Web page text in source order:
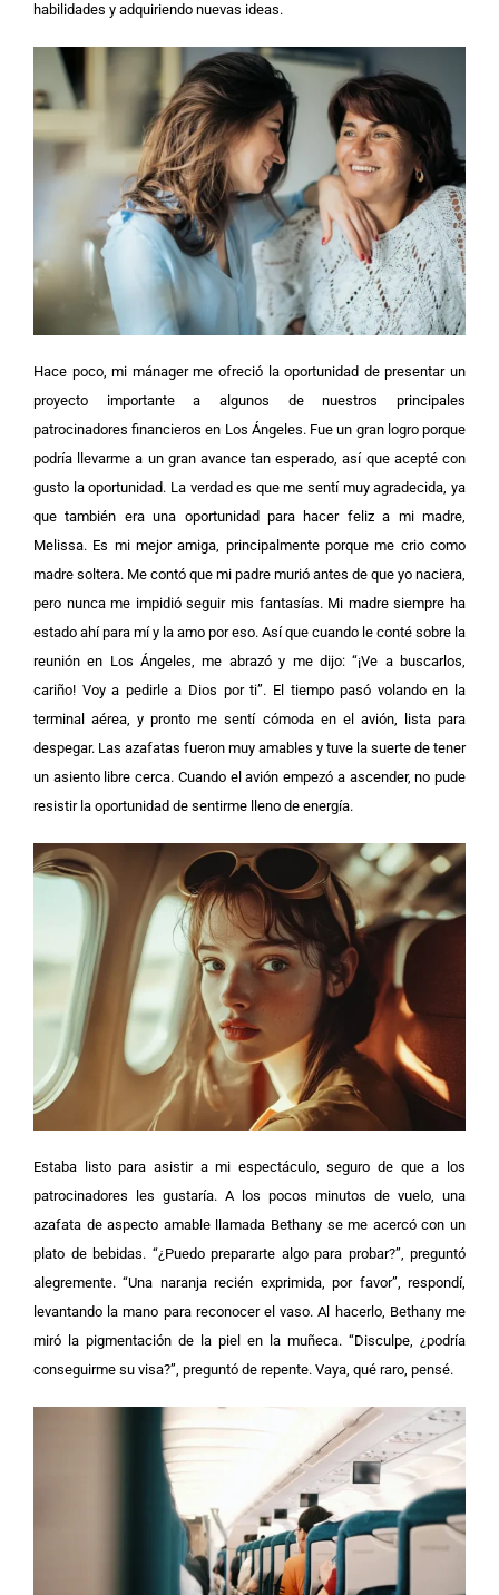
habilidades y adquiriendo nuevas ideas.
Hace poco, mi mánager me ofreció la oportunidad de presentar un
proyecto importante a algunos de nuestros principales
patrocinadores financieros en Los Ángeles. Fue un gran logro porque
podría llevarme a un gran avance tan esperado, así que acepté con
gusto la oportunidad. La verdad es que me sentí muy agradecida, ya
que también era una oportunidad para hacer feliz a mi madre,
Melissa. Es mi mejor amiga, principalmente porque me crio como
madre soltera. Me contó que mi padre murió antes de que yo naciera,
pero nunca me impidió seguir mis fantasías. Mi madre siempre ha
estado ahí para mí y la amo por eso. Así que cuando le conté sobre la
reunión en Los Ángeles, me abrazó y me dijo: “¡Ve a buscarlos,
cariño! Voy a pedirle a Dios por ti”. El tiempo pasó volando en la
terminal aérea, y pronto me sentí cómoda en el avión, lista para
despegar. Las azafatas fueron muy amables y tuve la suerte de tener
un asiento libre cerca. Cuando el avión empezó a ascender, no pude
resistir la oportunidad de sentirme lleno de energía.
Estaba listo para asistir a mi espectáculo, seguro de que a los
patrocinadores les gustaría. A los pocos minutos de vuelo, una
azafata de aspecto amable llamada Bethany se me acercó con un
plato de bebidas. “¿Puedo prepararte algo para probar?”, preguntó
alegremente. “Una naranja recién exprimida, por favor”, respondí,
levantando la mano para reconocer el vaso. Al hacerlo, Bethany me
miró la pigmentación de la piel en la muñeca. “Disculpe, ¿podría
conseguirme su visa?”, preguntó de repente. Vaya, qué raro, pensé.